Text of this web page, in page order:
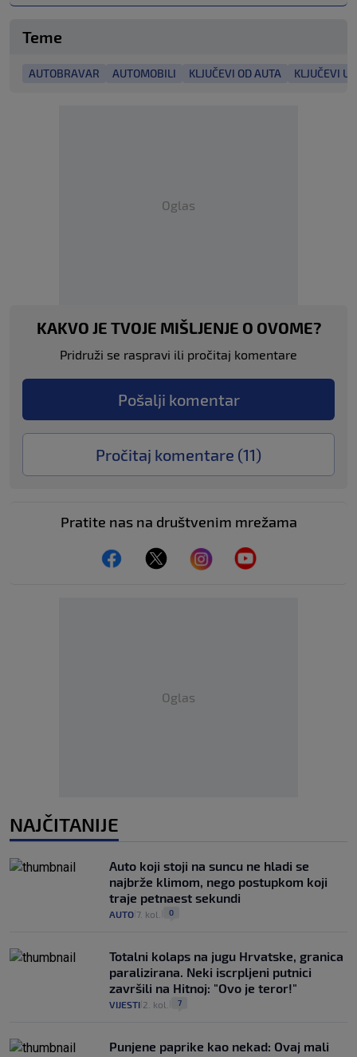
Teme
AUTOBRAVAR AUTOMOBILI KLJUČEVI OD AUTA KLJUČEVI U
Oglas
KAKVO JE TVOJE MIŠLJENJE O OVOME?
Pridruži se raspravi ili pročitaj komentare
Pošalji komentar
Pročitaj komentare (11)
Pratite nas na društvenim mrežama
Oglas
NAJČITANIJE
Auto koji stoji na suncu ne hladi se
najbrže klimom, nego postupkom koji
traje petnaest sekundi
AUTO 7. kol. 0
Totalni kolaps na jugu Hrvatske, granica
paralizirana. Neki iscrpljeni putnici
završili na Hitnoj: "Ovo je teror!"
VIJESTI 2. kol. 7
Punjene paprike kao nekad: Ovaj mali